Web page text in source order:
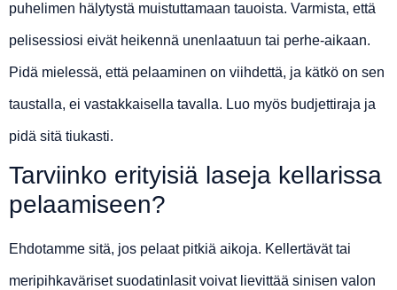
puhelimen hälytystä muistuttamaan tauoista. Varmista, että
pelisessiosi eivät heikennä unenlaatuun tai perhe-aikaan.
Pidä mielessä, että pelaaminen on viihdettä, ja kätkö on sen
taustalla, ei vastakkaisella tavalla. Luo myös budjettiraja ja
pidä sitä tiukasti.
Tarviinko erityisiä laseja kellarissa
pelaamiseen?
Ehdotamme sitä, jos pelaat pitkiä aikoja. Kellertävät tai
meripihkaväriset suodatinlasit voivat lievittää sinisen valon